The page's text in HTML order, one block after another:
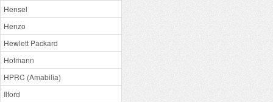
Hensel
Henzo
Hewlett Packard
Hofmann
HPRC (Amabilia)
Ilford